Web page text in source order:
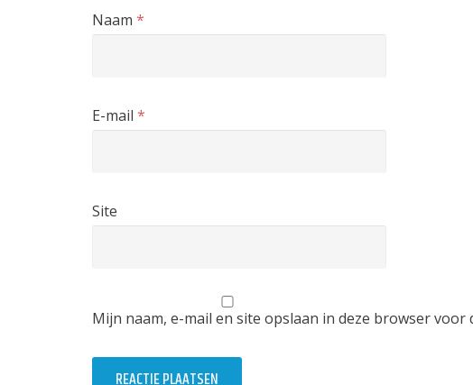
Naam *
E-mail *
Site
Mijn naam, e-mail en site opslaan in deze browser